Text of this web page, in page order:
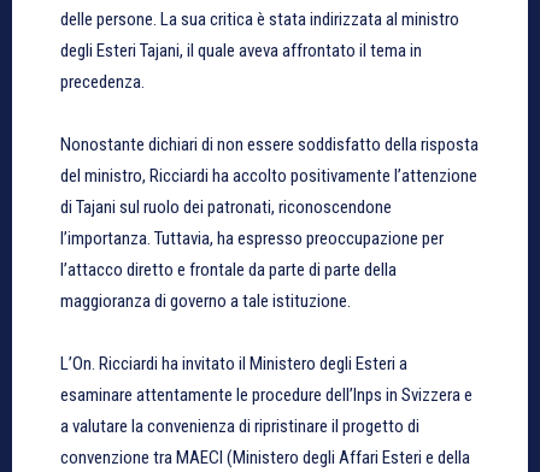
delle persone. La sua critica è stata indirizzata al ministro
degli Esteri Tajani, il quale aveva affrontato il tema in
precedenza.
Nonostante dichiari di non essere soddisfatto della risposta
del ministro, Ricciardi ha accolto positivamente l’attenzione
di Tajani sul ruolo dei patronati, riconoscendone
l’importanza. Tuttavia, ha espresso preoccupazione per
l’attacco diretto e frontale da parte di parte della
maggioranza di governo a tale istituzione.
L’On. Ricciardi ha invitato il Ministero degli Esteri a
esaminare attentamente le procedure dell’Inps in Svizzera e
a valutare la convenienza di ripristinare il progetto di
convenzione tra MAECI (Ministero degli Affari Esteri e della